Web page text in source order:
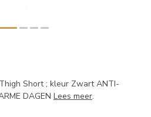
Short ; kleur Zwart ANTI-
DAGEN Lees meer.